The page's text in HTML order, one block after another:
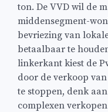
ton. De VVD wil de
middensegment-
bevriezing van
betaalbaar te
linkerkant kiest de
door de verkoop
te stoppen, denk
complexen